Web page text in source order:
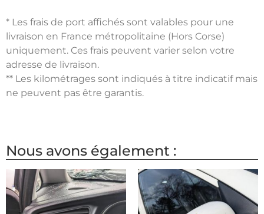
* Les frais de port affichés sont valables pour une
livraison en France métropolitaine (Hors Corse)
uniquement. Ces frais peuvent varier selon votre
adresse de livraison.
** Les kilométrages sont indiqués à titre indicatif mais
ne peuvent pas être garantis.
Nous avons également :